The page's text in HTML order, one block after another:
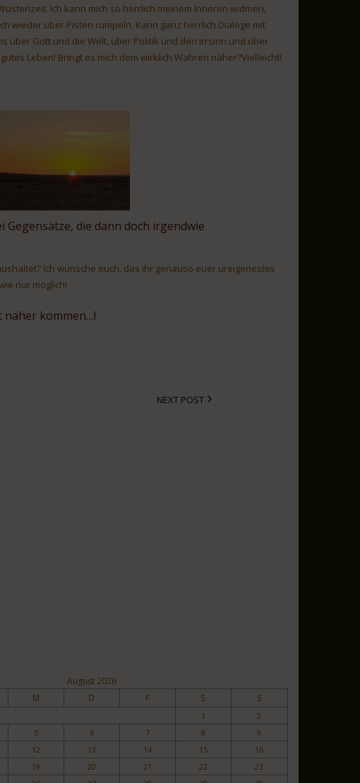
Ich kann mich so herrlich meinem Inneren widmen,
wieder über Pisten rumpeln. Kann ganz herrlich Dialoge mit
Gott und die Welt, über Politik und den Irrsinn und über
Leben! Bringt es mich dem wirklich Wahren näher?Vielleicht!
die dann doch irgendwie
Ich wünsche euch, das ihr genauso euer ureigenestes
nur möglich!
näher kommen…!
NEXT POST
August 2026
M D F S S
1
2
5 6 7 8
9
12 13 14 15
16
19 20 21 22
23